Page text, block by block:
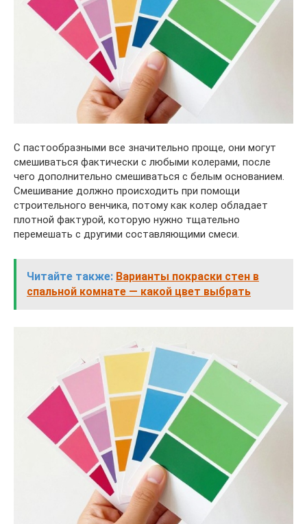
С пастообразными все значительно проще, они могут
смешиваться фактически с любыми колерами, после
чего дополнительно смешиваться с белым основанием.
Смешивание должно происходить при помощи
строительного венчика, потому как колер обладает
плотной фактурой, которую нужно тщательно
перемешать с другими составляющими смеси.
Читайте также: Варианты покраски стен в
спальной комнате — какой цвет выбрать